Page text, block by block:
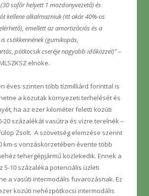
sofőr helyett 1 mozdonyvezető) és
kellene alkalmazniuk (itt akár 40%-os
emellett az amortizációs és a
csökkennének (gumikopás,
pótkocsik cseréje nagyobb időközzel)”–
elnöke.
éves szinten több tízmilliárd forinttal is
a közutak környezeti terhelését és
ha az ezer kilométer feletti közúti
20 százalékát vasútra és vízre terelnék –
Zsolt. A szövetség elemzése szerint
km-s vonzáskörzetében évente több
tehergépjármű közlekedik. Ennek a
5-10 százaléka potenciális üzleti
a vasúti intermodális fuvarozásnak. Ez
közúti nehézpótkocsi intermodális